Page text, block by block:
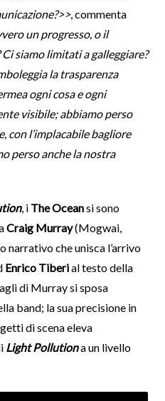
, commenta
un progresso, o il
siamo limitati a galleggiare?
la trasparenza
ogni cosa e ogni
visibile; abbiamo perso
con l’implacabile bagliore
perso anche la nostra
, i The Oceansi sono
Craig Murray(Mogwai,
narrativo che unisca l’arrivo
Enrico Tiberial testo della
di Murray si sposa
band; la sua precisione in
di scena eleva
Light Pollutiona un livello